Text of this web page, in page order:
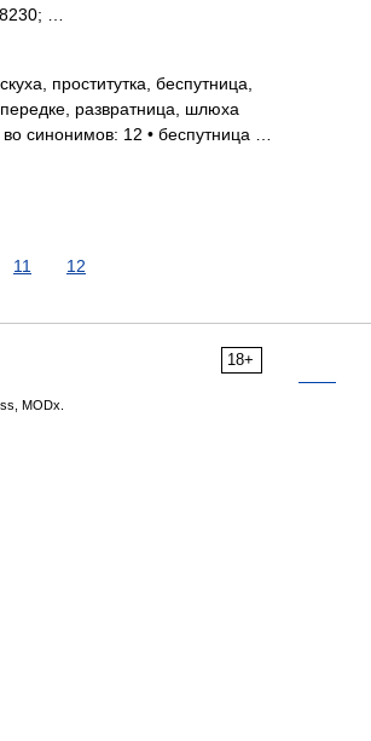
…
проститутка, беспутница,
развратница, шлюха
синонимов: 12 • беспутница …
11 12
18+
MODx.